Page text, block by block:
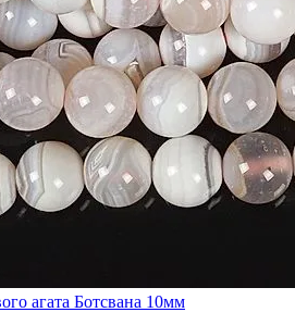
агата Ботсвана 10мм